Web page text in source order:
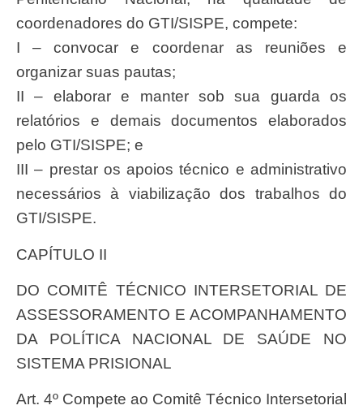
coordenadores do GTI/SISPE, compete:
I – convocar e coordenar as reuniões e
organizar suas pautas;
II – elaborar e manter sob sua guarda os
relatórios e demais documentos elaborados
pelo GTI/SISPE; e
III – prestar os apoios técnico e administrativo
necessários à viabilização dos trabalhos do
GTI/SISPE.
CAPÍTULO II
DO COMITÊ TÉCNICO INTERSETORIAL DE
ASSESSORAMENTO E ACOMPANHAMENTO
DA POLÍTICA NACIONAL DE SAÚDE NO
SISTEMA PRISIONAL
Art. 4º Compete ao Comitê Técnico Intersetorial